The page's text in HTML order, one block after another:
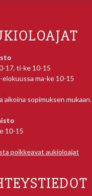
17, ti-ke 10-15
elokuussa ma-ke 10-15
aikoina sopimuksen mukaan.
10-15
poikkeavat aukioloajat